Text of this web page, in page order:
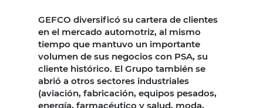
GEFCO diversificó su cartera de clientes
en el mercado automotriz, al mismo
tiempo que mantuvo un importante
volumen de sus negocios con PSA, su
cliente histórico. El Grupo también se
abrió a otros sectores industriales
(aviación, fabricación, equipos pesados,
energía, farmacéutico y salud, moda,